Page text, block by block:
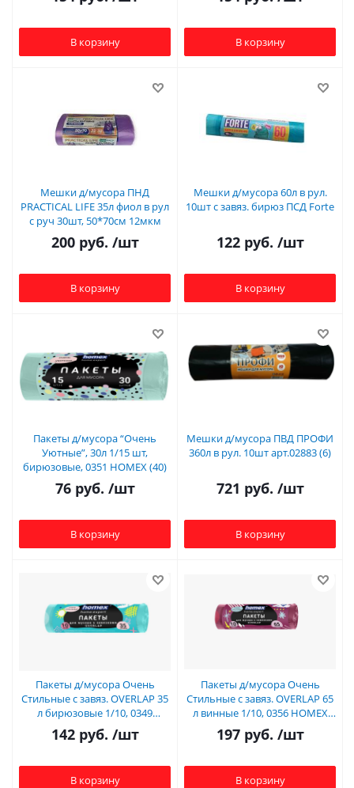
В корзину В корзину
Мешки д/мусора ПНД
PRACTICAL LIFE 35л фиол в рул
с руч 30шт, 50*70см 12мкм
200руб. /шт
В корзину
Мешки д/мусора 60л в рул.
10шт с завяз. бирюз ПСД Forte
122руб. /шт
В корзину
Пакеты д/мусора “Очень
Уютные”, 30л 1/15 шт,
бирюзовые, 0351 HOMEX (40)
76руб. /шт
В корзину
Мешки д/мусора ПВД ПРОФИ
360л в рул. 10шт арт.02883 (6)
721 руб. /шт
В корзину
Пакеты д/мусора Очень
Стильные с завяз. OVERLAP 35
л бирюзовые 1/10, 0349
HOMEX (20)
142руб. /шт
В корзину
Пакеты д/мусора Очень
Стильные с завяз. OVERLAP 65
л винные 1/10, 0356 HOMEX
(20)
197руб. /шт
В корзину